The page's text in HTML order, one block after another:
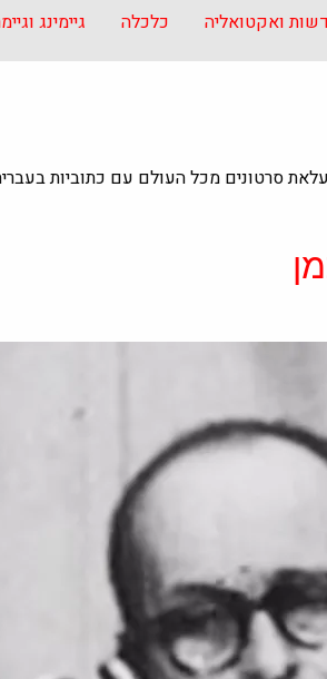
ואקטואליה כלכלה גיימינג
סרטונים מכל העולם עם כתוביות